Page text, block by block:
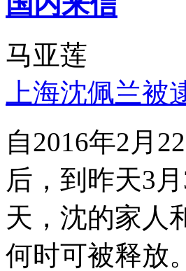
马亚莲
上海沈佩兰
自2016年2月
后，到昨天3
天，沈的家人
何时可被释放